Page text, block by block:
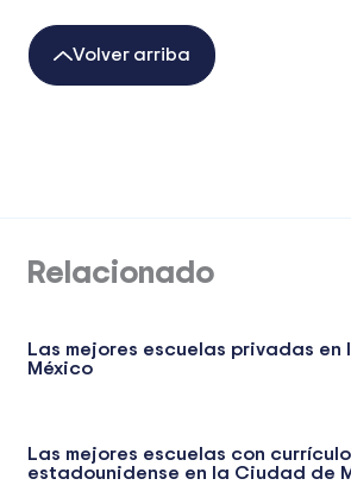
Volver arriba
Relacionado
Las mejores escuelas privadas
México
Las mejores escuelas con currículo
estadounidense en la Ciudad de